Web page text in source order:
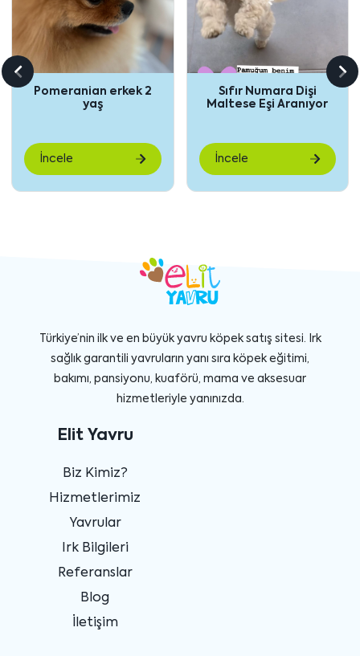
Pomeranian erkek 2
İncele
Sıfır Numara Dişi
Maltese Eşi Aranıyor
İncele
Önceki
Türkiye’nin ilk ve en büyük yavru köpek satış sitesi. Irk
sağlık garantili yavruların yanı sıra köpek eğitimi,
bakımı, pansiyonu, kuaförü, mama ve aksesuar
hizmetleriyle yanınızda.
Elit Yavru
Biz Kimiz?
Hizmetlerimiz
Yavrular
Irk Bilgileri
Referanslar
Blog
İletişim